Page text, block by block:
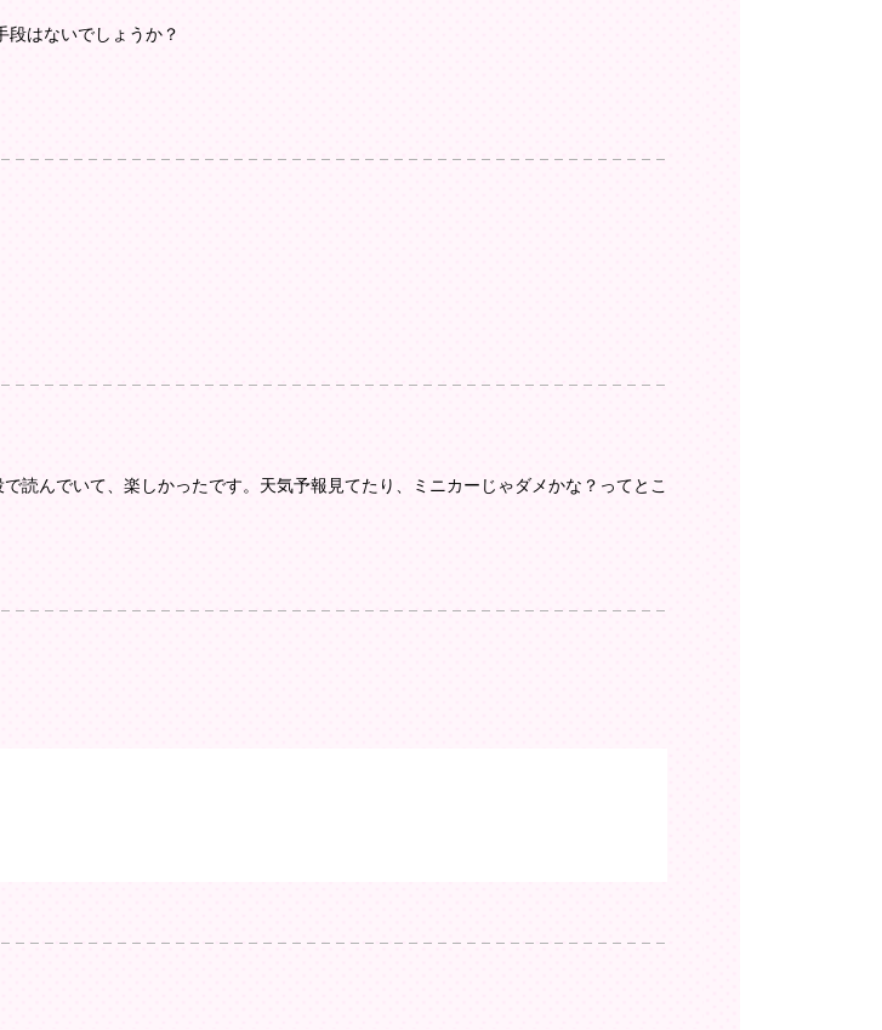
段はないでしょうか？
読んでいて、楽しかったです。天気予報見てたり、ミニカーじゃダメかな？ってとこ